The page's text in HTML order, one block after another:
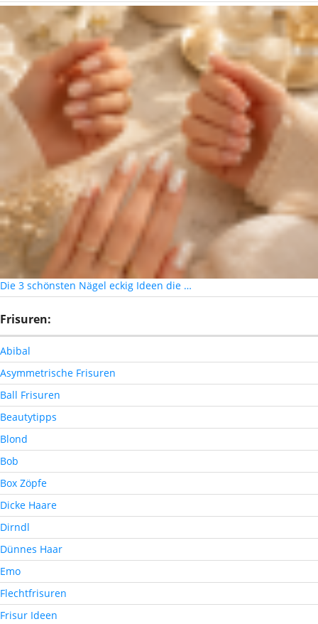
Die 3 schönsten Nägel eckig Ideen die …
Frisuren:
Abibal
Asymmetrische Frisuren
Ball Frisuren
Beautytipps
Blond
Bob
Box Zöpfe
Dicke Haare
Dirndl
Dünnes Haar
Emo
Flechtfrisuren
Frisur Ideen